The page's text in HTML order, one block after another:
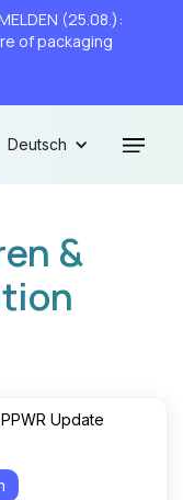
(25.08.):
of packaging
Deutsch
&
PPWR Update